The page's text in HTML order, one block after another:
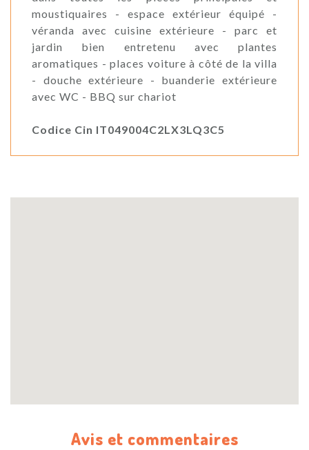
moustiquaires - espace extérieur équipé -
véranda avec cuisine extérieure - parc et
jardin bien entretenu avec plantes
aromatiques - places voiture à côté de la villa
- douche extérieure - buanderie extérieure
avec WC - BBQ sur chariot
Codice Cin IT049004C2LX3LQ3C5
Avis et commentaires